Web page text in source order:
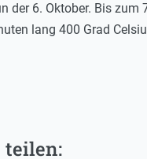
6. Oktober. Bis
lang 400 Grad